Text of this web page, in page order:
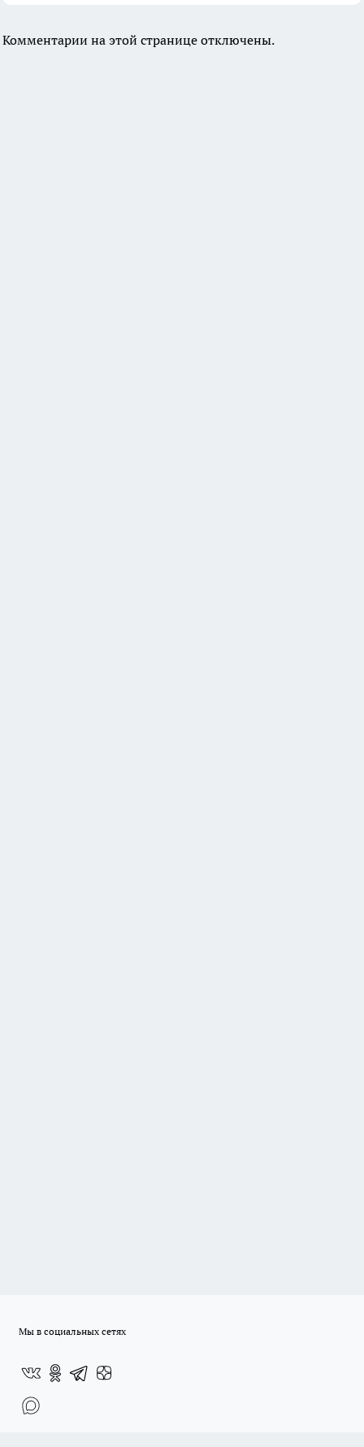
Комментарии на этой странице отключены.
Мы в социальных сетях